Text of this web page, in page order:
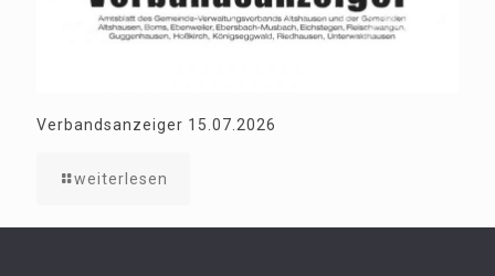
Verbandsanzeiger 15.07.2026
weiterlesen